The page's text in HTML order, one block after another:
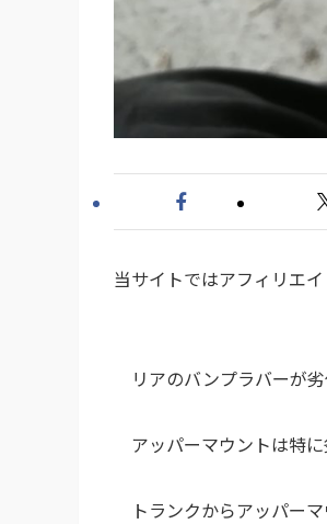
当サイトではアフィリエ
リアのバンプラバーが
アッパーマウントは特
トランクからアッパー